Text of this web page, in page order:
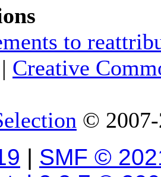
to
| Creative
©
| SMF ©